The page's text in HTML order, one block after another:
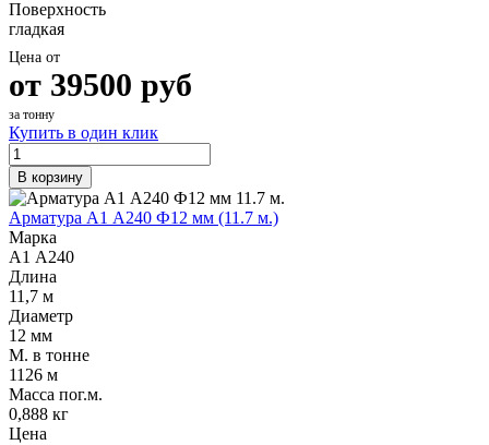
Поверхность
гладкая
Цена от
от 39500 руб
за тонну
Купить в один клик
В корзину
Арматура А1 А240 Ф12 мм (11.7 м.)
Марка
А1 А240
Длина
11,7 м
Диаметр
12 мм
М. в тонне
1126 м
Масса пог.м.
0,888 кг
Цена